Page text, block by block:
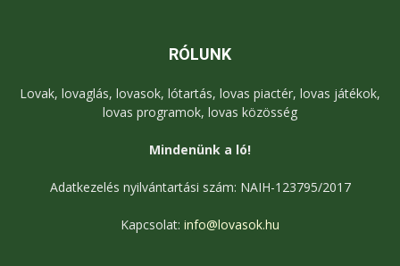
RÓLUNK
Lovak, lovaglás, lovasok, lótartás, lovas piactér, lovas játékok,
lovas programok, lovas közösség
Mindenünk a ló!
Adatkezelés nyilvántartási szám: NAIH-123795/2017
Kapcsolat: info@lovasok.hu